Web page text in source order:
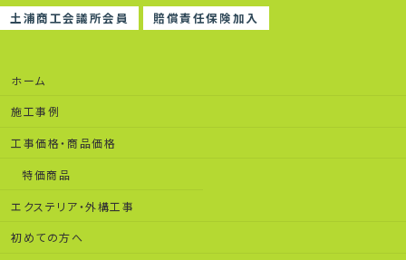
土浦商工会議所会員 賠償責任保険加入
ホーム
施工事例
工事価格・商品価格
特価商品
エクステリア・外構工事
初めての方へ